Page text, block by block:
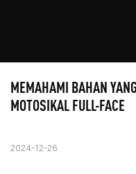
MEMAHAMI BAHAN
MOTOSIKAL FULL-FACE
2024-12-26